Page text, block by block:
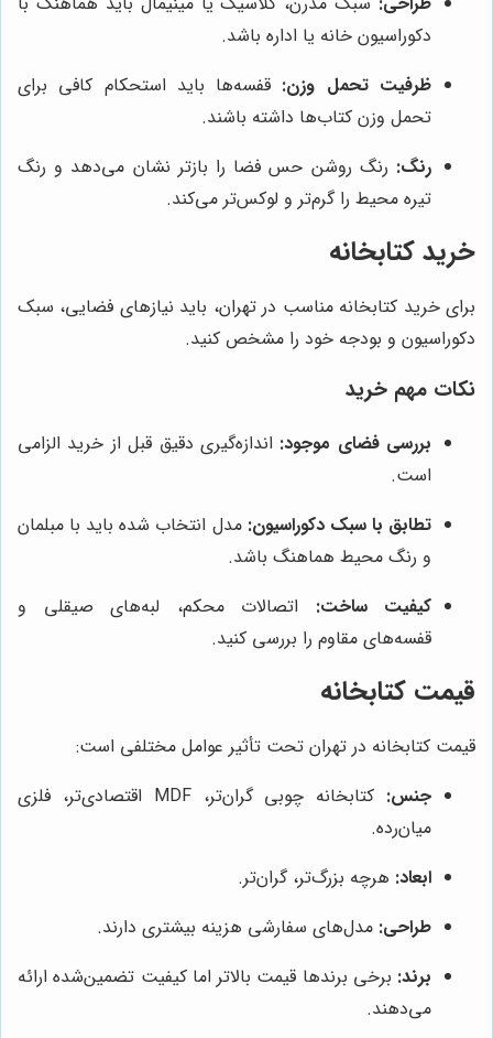
دکوراسیون خانه یا اداره باشد.
ظرفیت تحمل وزن: قفسه‌ها باید استحکام کافی برای
تحمل وزن کتاب‌ها داشته باشند.
رنگ: رنگ روشن حس فضا را بازتر نشان می‌دهد و رنگ
تیره محیط را گرم‌تر و لوکس‌تر می‌کند.
خرید کتابخانه
برای خرید کتابخانه مناسب در تهران، باید نیازهای فضایی، سبک
دکوراسیون و بودجه خود را مشخص کنید.
نکات مهم خرید
بررسی فضای موجود: اندازه‌گیری دقیق قبل از خرید الزامی
است.
تطابق با سبک دکوراسیون: مدل انتخاب شده باید با مبلمان
و رنگ محیط هماهنگ باشد.
کیفیت ساخت: اتصالات محکم، لبه‌های صیقلی و
قفسه‌های مقاوم را بررسی کنید.
قیمت کتابخانه
قیمت کتابخانه در تهران تحت تأثیر عوامل مختلفی است:
جنس:
کتابخانه چوبی گران‌تر، MDF اقتصادی‌تر، فلزی
میان‌رده.
ابعاد: هرچه بزرگ‌تر، گران‌تر.
طراحی: مدل‌های سفارشی هزینه بیشتری دارند.
برند: برخی برندها قیمت بالاتر اما کیفیت تضمین‌شده ارائه
می‌دهند.